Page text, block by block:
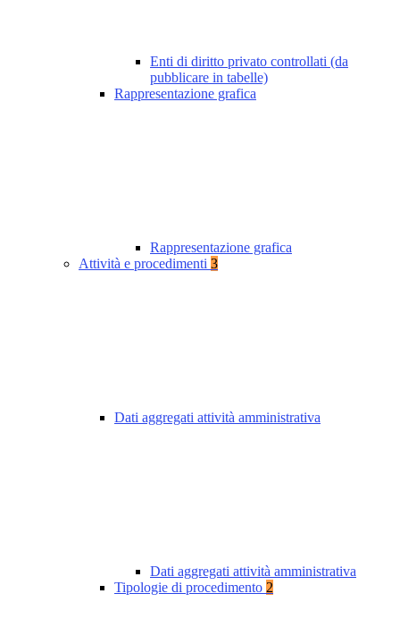
Enti di diritto privato controllati (da
pubblicare in tabelle)
Rappresentazione grafica
Rappresentazione grafica
Attività e procedimenti 3
Dati aggregati attività amministrativa
Dati aggregati attività amministrativa
Tipologie di procedimento 2